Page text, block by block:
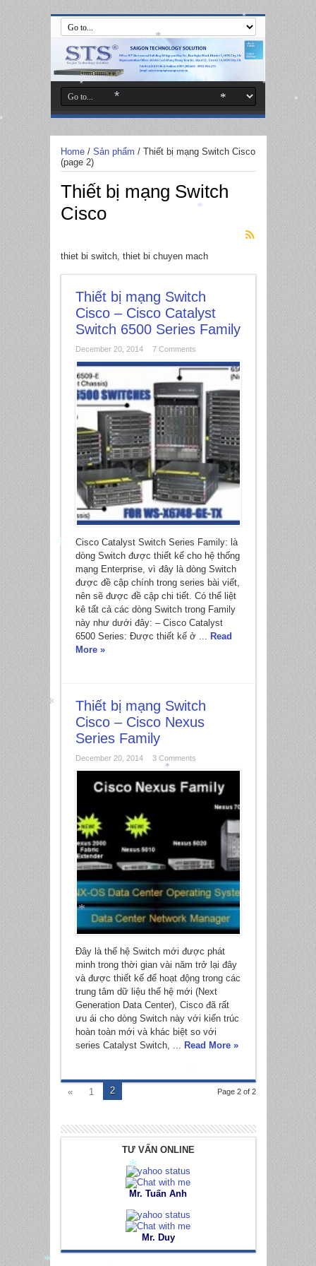
Home/ Sản phẩm / Thiết bị mạng Switch Cisco
(page 2)
Thiết bị mạng Switch
Cisco
thiet bi switch, thiet bi chuyen mach
Thiết bị mạng Switch
Cisco – Cisco Catalyst
Switch 6500 Series Family
December 20, 2014 7 Comments
Cisco Catalyst Switch Series Family: là
dòng Switch được thiết kế cho hệ thống
mạng Enterprise, vì đây là dòng Switch
được đề cập chính trong series bài viết,
nên sẽ được đề cập chi tiết. Có thể liệt
kê tất cả các dòng Switch trong Family
này như dưới đây: – Cisco Catalyst
6500 Series: Được thiết kế ở ...
Read
More »
Thiết bị mạng Switch
Cisco – Cisco Nexus
Series Family
December 20, 2014 3 Comments
Đây là thế hệ Switch mới được phát
minh trong thời gian vài năm trở lại đây
và được thiết kế để hoạt động trong các
trung tâm dữ liệu thế hệ mới (Next
Generation Data Center), Cisco đã rất
ưu ái cho dòng Switch này với kiến trúc
hoàn toàn mới và khác biệt so với
series Catalyst Switch, ...
Read More »
Page 2 of 2
« 1 2
TƯ VẤN ONLINE
Mr. Tuấn Anh
Mr. Duy
*
*
*
*
*
*
*
*
*
*
*
*